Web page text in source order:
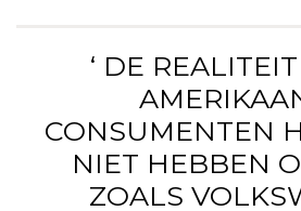
‘ DE
CONSUMENTEN
NIET HEBBEN
ZOALS